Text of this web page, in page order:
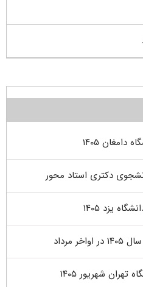
۱۴۰۵
دکتری استاد محور
یزد ۱۴۰۵
مرداد
شهریور ۱۴۰۵